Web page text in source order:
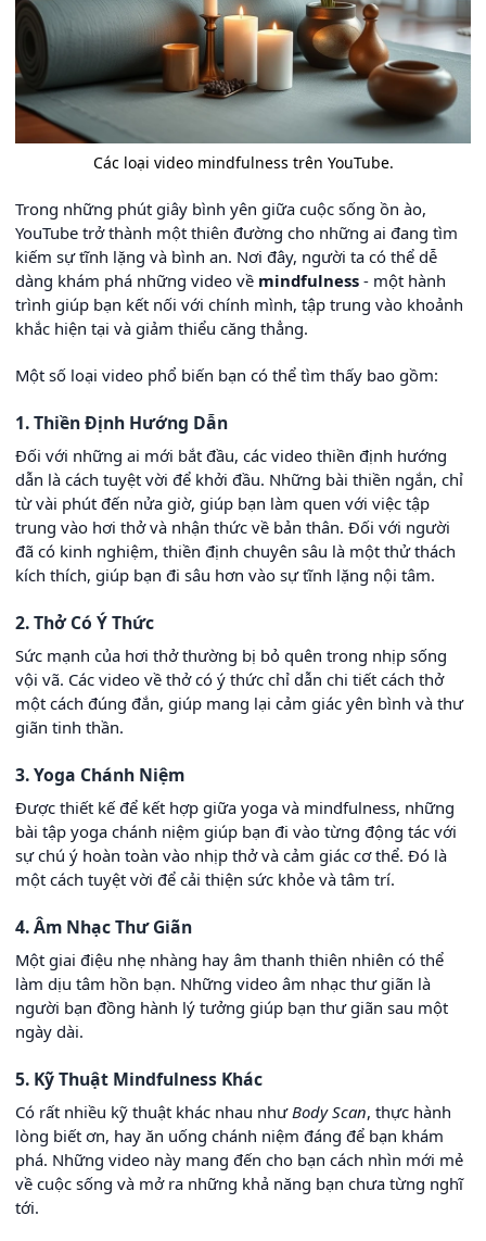
Các loại video mindfulness trên YouTube.
Trong những phút giây bình yên giữa cuộc sống ồn ào,
YouTube trở thành một thiên đường cho những ai đang tìm
kiếm sự tĩnh lặng và bình an. Nơi đây, người ta có thể dễ
dàng khám phá những video về mindfulness - một hành
trình giúp bạn kết nối với chính mình, tập trung vào khoảnh
khắc hiện tại và giảm thiểu căng thẳng.
Một số loại video phổ biến bạn có thể tìm thấy bao gồm:
1. Thiền Định Hướng Dẫn
Đối với những ai mới bắt đầu, các video thiền định hướng
dẫn là cách tuyệt vời để khởi đầu. Những bài thiền ngắn, chỉ
từ vài phút đến nửa giờ, giúp bạn làm quen với việc tập
trung vào hơi thở và nhận thức về bản thân. Đối với người
đã có kinh nghiệm, thiền định chuyên sâu là một thử thách
kích thích, giúp bạn đi sâu hơn vào sự tĩnh lặng nội tâm.
2. Thở Có Ý Thức
Sức mạnh của hơi thở thường bị bỏ quên trong nhịp sống
vội vã. Các video về thở có ý thức chỉ dẫn chi tiết cách thở
một cách đúng đắn, giúp mang lại cảm giác yên bình và thư
giãn tinh thần.
3. Yoga Chánh Niệm
Được thiết kế để kết hợp giữa yoga và mindfulness, những
bài tập yoga chánh niệm giúp bạn đi vào từng động tác với
sự chú ý hoàn toàn vào nhịp thở và cảm giác cơ thể. Đó là
một cách tuyệt vời để cải thiện sức khỏe và tâm trí.
4. Âm Nhạc Thư Giãn
Một giai điệu nhẹ nhàng hay âm thanh thiên nhiên có thể
làm dịu tâm hồn bạn. Những video âm nhạc thư giãn là
người bạn đồng hành lý tưởng giúp bạn thư giãn sau một
ngày dài.
5. Kỹ Thuật Mindfulness Khác
Có rất nhiều kỹ thuật khác nhau như Body Scan, thực hành
lòng biết ơn, hay ăn uống chánh niệm đáng để bạn khám
phá. Những video này mang đến cho bạn cách nhìn mới mẻ
về cuộc sống và mở ra những khả năng bạn chưa từng nghĩ
tới.